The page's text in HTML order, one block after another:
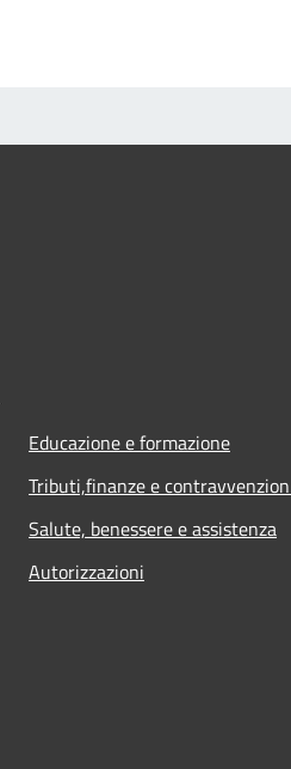
Educazione e formazione
Tributi,finanze e
Salute, benessere e assistenza
Autorizzazioni